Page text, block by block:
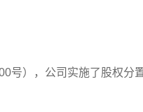
号），公司实施了股权分